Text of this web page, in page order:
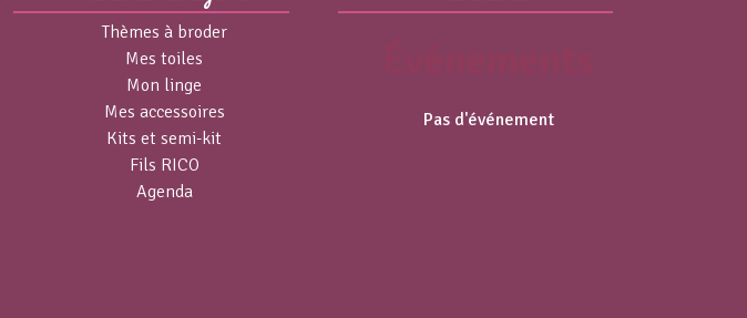
Thèmes à broder
Mes toiles
Mon linge
Mes accessoires
Kits et semi-kit
Fils RICO
Agenda
Pas d'événement